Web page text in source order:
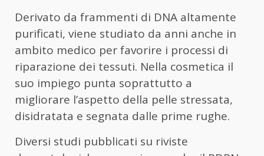
Derivato da frammenti di DNA altamente
purificati, viene studiato da anni anche in
ambito medico per favorire i processi di
riparazione dei tessuti. Nella cosmetica il
suo impiego punta soprattutto a
migliorare l’aspetto della pelle stressata,
disidratata e segnata dalle prime rughe.
Diversi studi pubblicati su riviste